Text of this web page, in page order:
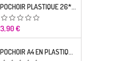
POCHOIR PLASTIQUE 26*18CM : ALPHABET (14)
Prix
3,90 €
POCHOIR A4 EN PLASTIQUE MYLAR ALPHABET LETTRE TYPO CHARLEMAGNE